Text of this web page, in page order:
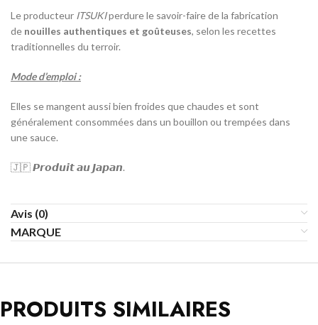
Le producteur ITSUKIperdure le savoir-faire de la fabrication
de nouilles authentiques et goûteuses, selon les recettes
traditionnelles du terroir.
Mode d’emploi :
Elles se mangent aussi bien froides que chaudes et sont
généralement consommées dans un bouillon ou trempées dans
une sauce.
🇯🇵 𝙋𝙧𝙤𝙙𝙪𝙞𝙩 𝙖𝙪 𝙅𝙖𝙥𝙖𝙣.
Avis (0)
MARQUE
PRODUITS SIMILAIRES